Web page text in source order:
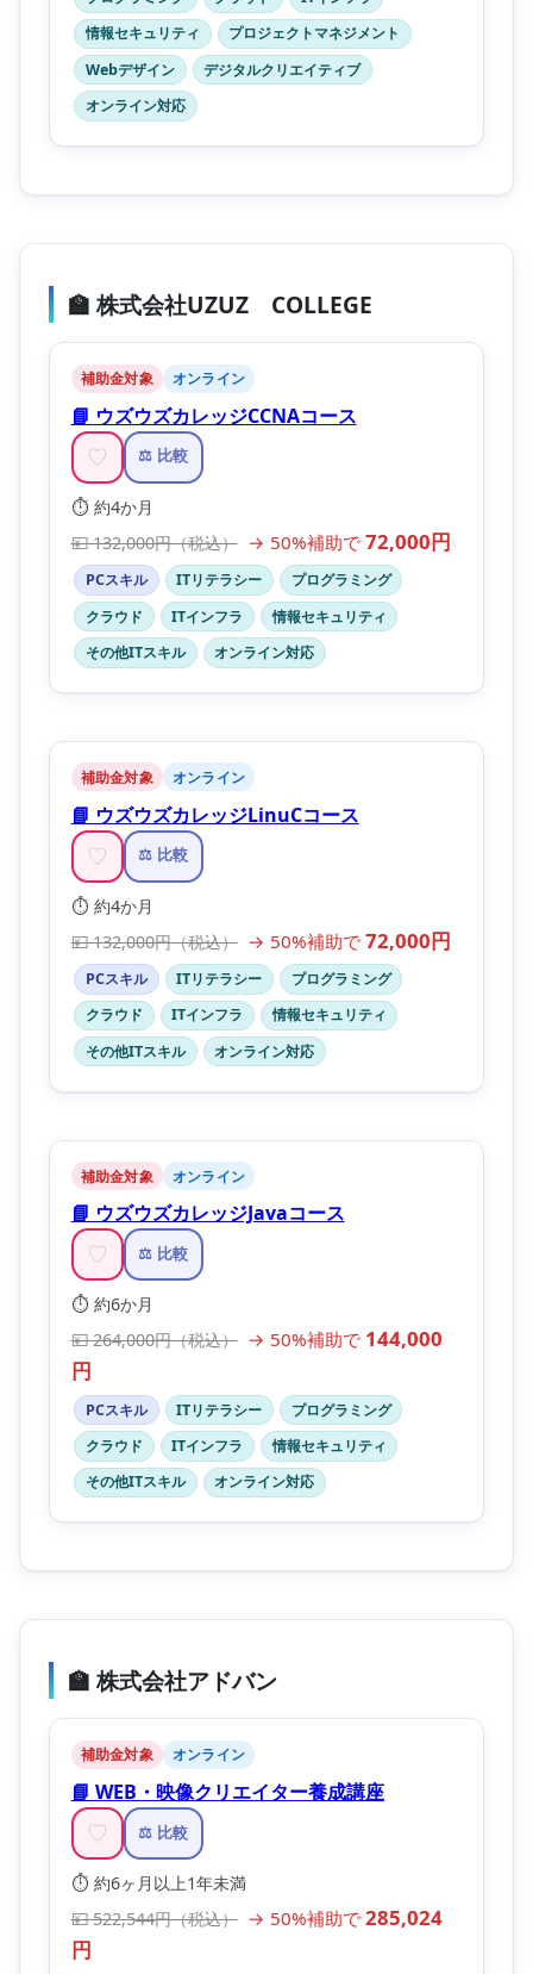
情報セキュリティ
プロジェクトマネジメント
Webデザイン
デジタルクリエイティブ
オンライン対応
🏫 株式会社UZUZ COLLEGE
補助金対象 オンライン
📘 ウズウズカレッジCCNAコース
♡ ⚖️ 比較
⏱️ 約4か月
💴 132,000円（税込） → 50%補助で 72,000円
PCスキル ITリテラシー
プログラミング
クラウド
ITインフラ
情報セキュリティ
その他ITスキル
オンライン対応
補助金対象 オンライン
📘 ウズウズカレッジLinuCコース
♡ ⚖️ 比較
⏱️ 約4か月
💴 132,000円（税込） → 50%補助で 72,000円
PCスキル ITリテラシー
プログラミング
クラウド
ITインフラ
情報セキュリティ
その他ITスキル
オンライン対応
補助金対象 オンライン
📘 ウズウズカレッジJavaコース
♡ ⚖️ 比較
⏱️ 約6か月
💴 264,000円（税込） → 50%補助で 144,000
円
PCスキル ITリテラシー
プログラミング
クラウド
ITインフラ
情報セキュリティ
その他ITスキル
オンライン対応
🏫 株式会社アドバン
補助金対象 オンライン
📘 WEB・映像クリエイター養成講座
♡ ⚖️ 比較
⏱️ 約6ヶ月以上1年未満
💴 522,544円（税込） → 50%補助で 285,024
円